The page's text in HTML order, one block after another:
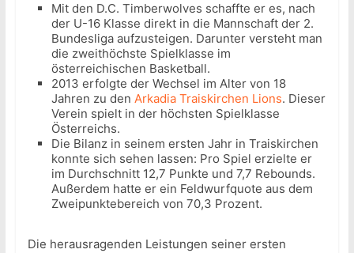
Mit den D.C. Timberwolves schaffte er es, nach
der U-16 Klasse direkt in die Mannschaft der 2.
Bundesliga aufzusteigen. Darunter versteht man
die zweithöchste Spielklasse im
österreichischen Basketball.
2013 erfolgte der Wechsel im Alter von 18
Jahren zu den Arkadia Traiskirchen Lions. Dieser
Verein spielt in der höchsten Spielklasse
Österreichs.
Die Bilanz in seinem ersten Jahr in Traiskirchen
konnte sich sehen lassen: Pro Spiel erzielte er
im Durchschnitt 12,7 Punkte und 7,7 Rebounds.
Außerdem hatte er ein Feldwurfquote aus dem
Zweipunktebereich von 70,3 Prozent.
Die herausragenden Leistungen seiner ersten